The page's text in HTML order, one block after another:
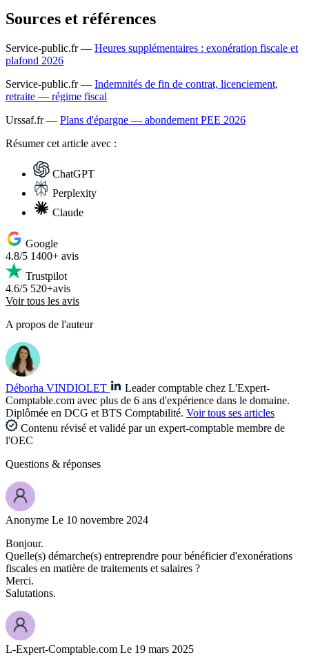
Sources et références
Service-public.fr — Heures supplémentaires : exonération fiscale et
plafond 2026
Service-public.fr — Indemnités de fin de contrat, licenciement,
retraite — régime fiscal
Urssaf.fr — Plans d'épargne — abondement PEE 2026
Résumercet article avec :
ChatGPT
Perplexity
Claude
Google
4.8/5 1400+ avis
Trustpilot
4.6/5 520+avis
Voir tous les avis
A propos de l'auteur
Déborha VINDIOLET
Leader comptable chez L'Expert-
Comptable.com avec plus de 6 ans d'expérience dans le domaine.
Diplômée en DCG et BTS Comptabilité. Voir tous ses articles
Contenu révisé et validé par un expert-comptable membre de
l'OEC
Questions & réponses
Anonyme Le 10 novembre 2024
Bonjour.
Quelle(s) démarche(s) entreprendre pour bénéficier d'exonérations
fiscales en matière de traitements et salaires ?
Merci.
Salutations.
L-Expert-Comptable.com Le 19 mars 2025